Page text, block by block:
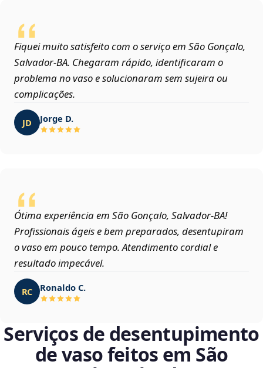
Fiquei muito satisfeito com o serviço em São Gonçalo,
Salvador‑BA. Chegaram rápido, identificaram o
problema no vaso e solucionaram sem sujeira ou
complicações.
JD Jorge D.
Ótima experiência em São Gonçalo, Salvador‑BA!
Profissionais ágeis e bem preparados, desentupiram
o vaso em pouco tempo. Atendimento cordial e
resultado impecável.
RC Ronaldo C.
Serviços de desentupimento
de vaso feitos em São